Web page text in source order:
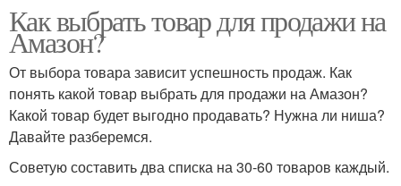
Как выбрать товар для продажи на
Амазон?
От выбора товара зависит успешность продаж. Как
понять какой товар выбрать для продажи на Амазон?
Какой товар будет выгодно продавать? Нужна ли ниша?
Давайте разберемся.
Советую составить два списка на 30-60 товаров каждый.